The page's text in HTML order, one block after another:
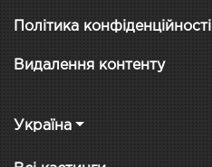
Політика конфіденційності
Видалення контенту
Україна